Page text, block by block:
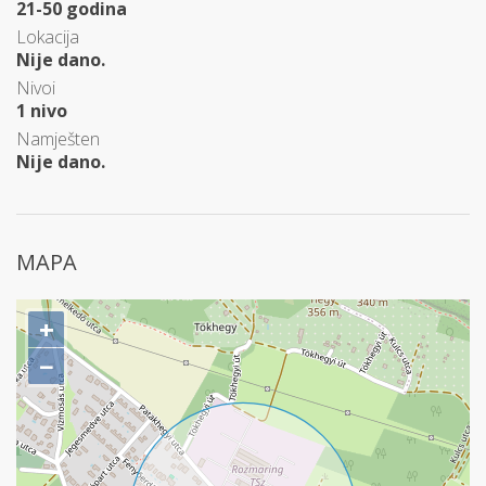
21-50 godina
Lokacija
Nije dano.
Nivoi
1 nivo
Namješten
Nije dano.
MAPA
+
−